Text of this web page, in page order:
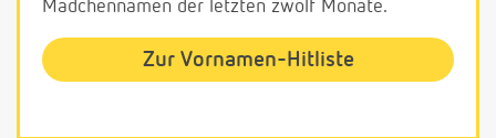
Mädchennamen der letzten zwölf Monate.
Zur Vornamen-Hitliste